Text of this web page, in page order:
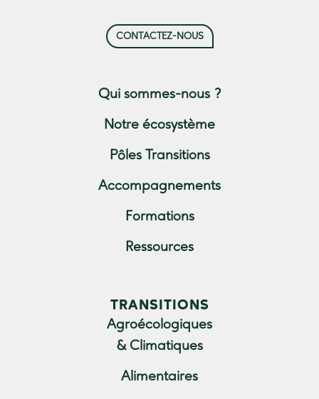
CONTACTEZ-NOUS
Qui sommes-nous ?
Notre écosystème
Pôles Transitions
Accompagnements
Formations
Ressources
TRANSITIONS
Agroécologiques
& Climatiques
Alimentaires